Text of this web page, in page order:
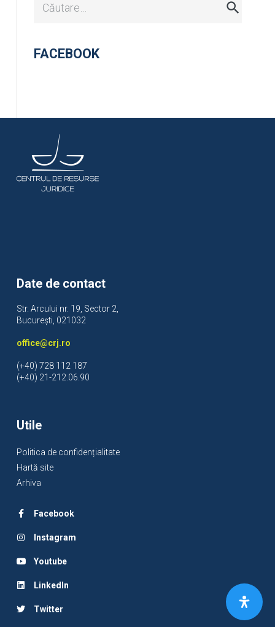
FACEBOOK
Date de contact
Str. Arcului nr. 19, Sector 2,
București, 021032
office@crj.ro
(+40) 728 112 187
(+40) 21-212.06.90
Utile
Politica de confidențialitate
Hartă site
Arhiva
Facebook
Instagram
Youtube
LinkedIn
Twitter